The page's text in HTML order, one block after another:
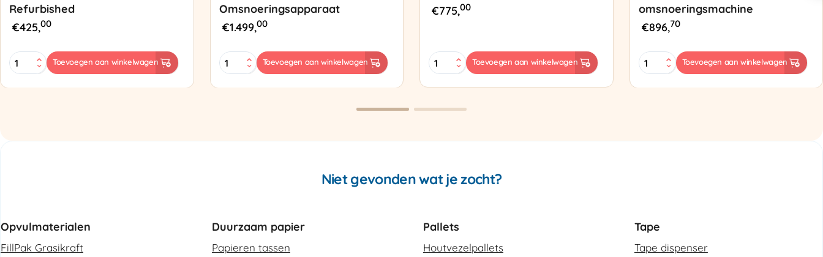
Refurbished
€425,00
MINI
PAK'R
Toevoegen aan winkelwagen
Omsnoeringsapparaat
€1.499,00
Zapak
ZP97
Toevoegen aan winkelwagen
€775,00
Sealtang
Super
Toevoegen aan winkelwagen
omsnoeringsmachine
€896,70
ES-
102
Toevoegen aan winkelwagen
Niet gevonden wat je zocht?
Opvulmaterialen
FillPak Grasikraft
Duurzaam papier
Papieren tassen
Pallets
Houtvezelpallets
Tape
Tape dispenser